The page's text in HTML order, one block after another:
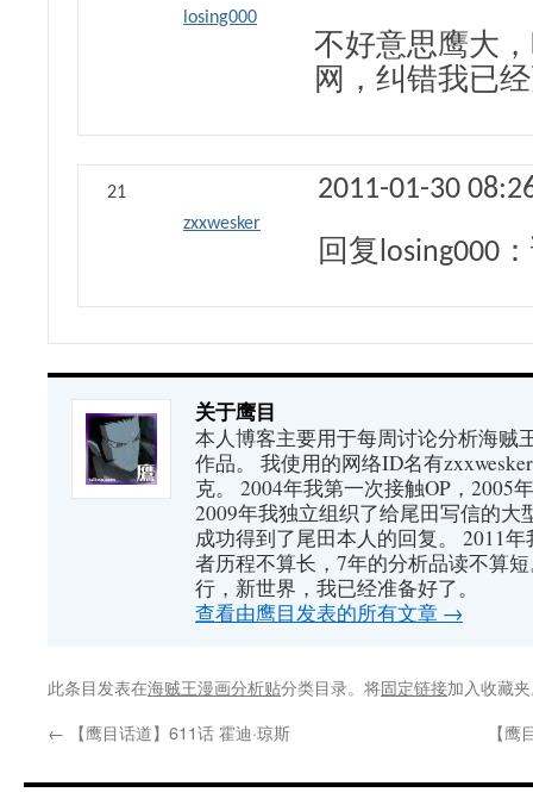
losing000
不好意思鹰大
网，纠错我已
21
zxxwesker
2011-01-30
回复losing000
关于鹰目
本人博客主要用于每周讨论分析海贼
作品。 我使用的网络ID名有
克。 2004年我第一次接触OP，2005
2009年我独立组织了给尾田写信的大
成功得到了尾田本人的回复。 2011
者历程不算长，7年的分析品读不算
行，新世界，我已经准备好了。
查看由鹰目发表的所有文章 →
此条目发表在海贼王漫画分析贴分类目录。将固定链接加入收藏
← 【鹰目话道】611话 霍迪·琼斯 【